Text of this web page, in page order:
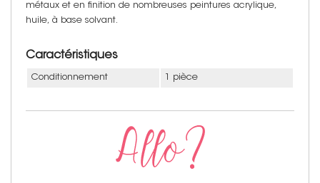
métaux et en finition de nombreuses peintures acrylique,
huile, à base solvant.
Caractéristiques
Conditionnement 1 pièce